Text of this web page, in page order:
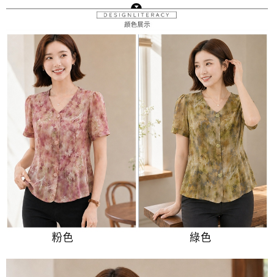
４．使用「AFTEE先享後付」時，將依據個別帳號之用戶狀況，依本公司即
時審查核予不同之上限額度；若仍有額度不足之情形，本公司將視審查結果
請求用戶進行身份認證。
５．嚴禁一人註冊多個帳號或使用他人資訊註冊。若發現惡意使用之情形，
恩沛科技股份有限公司將有權停止該用戶之使用額度並採取法律行動。
每筆NT$80，滿NT$699(含以上)免運費
每筆NT$70，滿NT$699(含以上)免運費
離島-郵局寄送
每筆NT$90，滿NT$699(含以上)免運費
國家/地區配送 查看運費